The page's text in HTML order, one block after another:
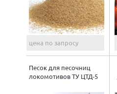
цена по запросу
Песок для песочниц
локомотивов ТУ ЦТД-5